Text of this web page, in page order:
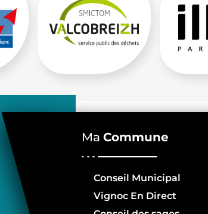
Ma Commune
Conseil Municipal
Vignoc En Direct